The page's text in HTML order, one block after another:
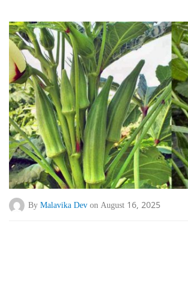
By Malavika Dev on August 16, 2025